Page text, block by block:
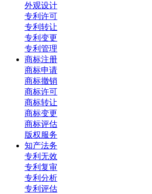
外观设计
专利许可
专利转让
专利变更
专利管理
商标注册
商标申请
商标撤销
商标许可
商标转让
商标变更
商标评估
版权服务
知产法务
专利无效
专利复审
专利分析
专利评估